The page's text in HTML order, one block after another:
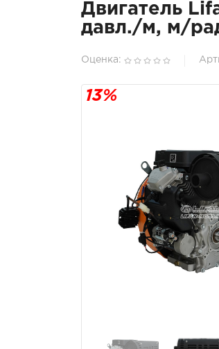
Двигатель
давл./м, м/
Оценка:
13%